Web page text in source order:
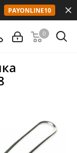
PAYONLINE10
0